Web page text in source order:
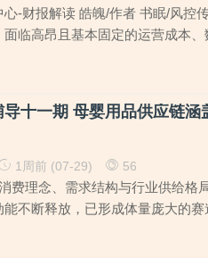
心-财报解读 皓魄/作者 书眠/风控
临高昂且基本固定的运营成本、
十一期 母婴用品供应链涵
1周前 (07-29) 56
费理念、需求结构与行业供给格
不断释放，已形成体量庞大的赛